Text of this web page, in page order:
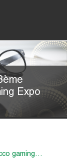
Expo
gaming…